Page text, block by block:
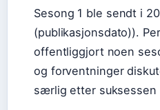
Sesong 1 ble sendt i
(publikasjonsdato)).
offentliggjort noen
og forventninger
særlig etter suksessen